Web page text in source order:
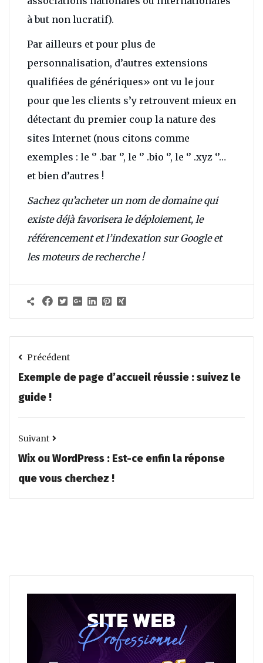
à but non lucratif).
Par ailleurs et pour plus de
personnalisation, d’autres extensions
qualifiées de génériques» ont vu le jour
pour que les clients s’y retrouvent mieux en
détectant du premier coup la nature des
sites Internet (nous citons comme
exemples : le ‘’ .bar ‘’, le ‘’ .bio ‘’, le ‘’ .xyz ‘’…
et bien d’autres !
Sachez qu’acheter un nom de domaine qui
existe déjà favorisera le déploiement, le
référencement et l’indexation sur Google et
les moteurs de recherche !
Précédent
Exemple de page d’accueil réussie : suivez le
guide !
Suivant
Wix ou WordPress : Est-ce enfin la réponse
que vous cherchez !